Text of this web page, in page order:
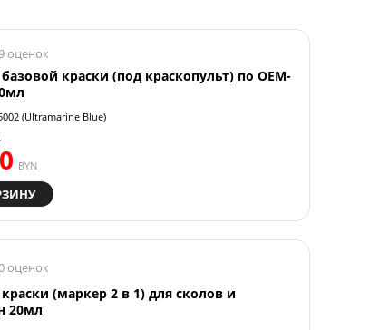
оценок
краски (под краскопульт) по OEM-
(Ultramarine Blue)
BYN
оценок
(маркер 2 в 1) для сколов и
20мл